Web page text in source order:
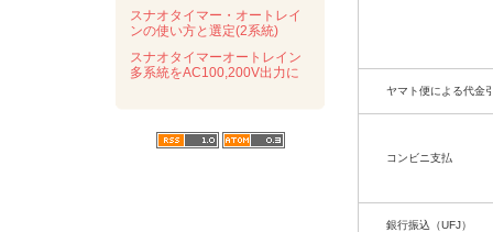
スナオタイマー・オートレイ
ンの使い方と選定(2系統)
スナオタイマーオートレイン
多系統をAC100,200V出力に
ヤマト便による代金
コンビニ支払
銀行振込（UFJ）